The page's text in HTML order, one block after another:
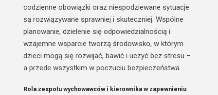
codzienne obowiązki oraz niespodziewane sytuacje
są rozwiązywane sprawniej i skuteczniej. Wspólne
planowanie, dzielenie się odpowiedzialnością i
wzajemne wsparcie tworzą środowisko, w którym
dzieci mogą się rozwijać, bawić i uczyć bez stresu –
a przede wszystkim w poczuciu bezpieczeństwa.
Rola zespołu wychowawców i kierownika w zapewnieniu